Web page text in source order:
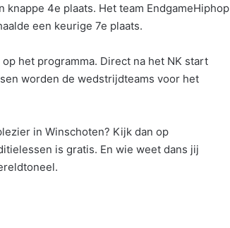
knappe 4e plaats. Het team EndgameHiphop
een keurige 7e plaats.
het programma. Direct na het NK start
worden de wedstrijdteams voor het
in Winschoten? Kijk dan op
is gratis. En wie weet dans jij